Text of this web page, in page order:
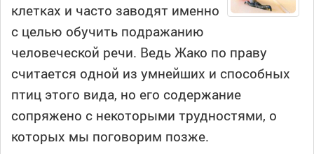
клетках и часто заводят именно
с целью обучить подражанию
человеческой речи. Ведь Жако по праву
считается одной из умнейших и способных
птиц этого вида, но его содержание
сопряжено с некоторыми трудностями, о
которых мы поговорим позже.